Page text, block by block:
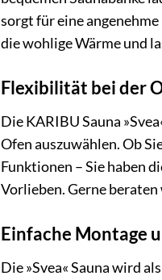
sorgt für eine
die wohlige Wärme und
Flexibilität bei der
Die KARIBU Sauna
Ofen auszuwählen. Ob
Funktionen – Sie haben
Vorlieben. Gerne beraten
Einfache Montage
Die »Svea« Sauna wird